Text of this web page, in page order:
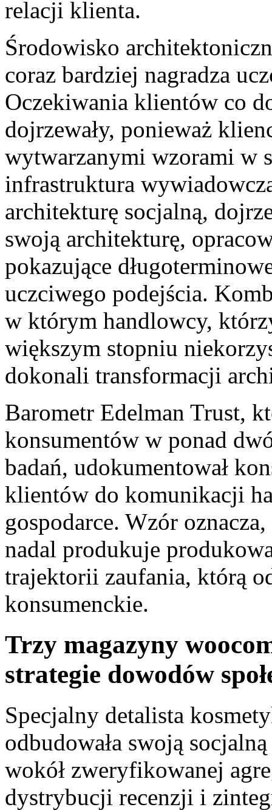
relacji klienta.
Środowisko
coraz bardziej nagradza
Oczekiwania klientów co
dojrzewały, ponieważ
wytwarzanymi wzorami w
infrastruktura
architekturę socjalną,
swoją architekturę,
pokazujące
uczciwego podejścia.
w którym handlowcy,
większym stopniu
dokonali transformacji
Barometr Edelman Trust,
konsumentów w ponad
badań, udokumentował
klientów do komunikacji
gospodarce. Wzór
nadal produkuje
trajektorii zaufania, którą
konsumenckie.
Trzy magazyny
strategie dowodów
Specjalny detalista
odbudowała swoją
wokół zweryfikowanej
dystrybucji recenzji i